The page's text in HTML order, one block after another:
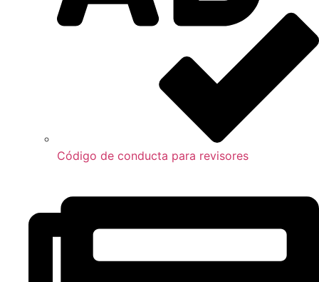
Código de conducta para revisores